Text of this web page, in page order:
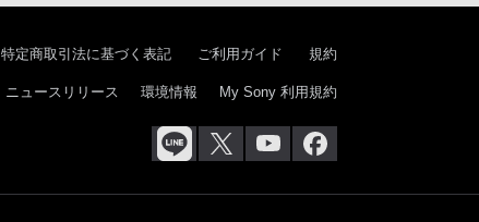
特定商取引法に基づく表記 ご利用ガイド 規約
ニュースリリース 環境情報 My Sony 利用規約